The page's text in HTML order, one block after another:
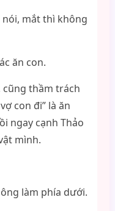
mắt thì không
ăn con.
cũng thầm trách
con đi” là ăn
ngay cạnh Thảo
mình.
làm phía dưới.